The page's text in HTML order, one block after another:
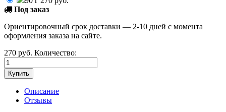
Под заказ
Ориентировочный срок доставки — 2-10 дней с момента
оформления заказа на сайте.
270 руб. Количество:
Описание
Отзывы